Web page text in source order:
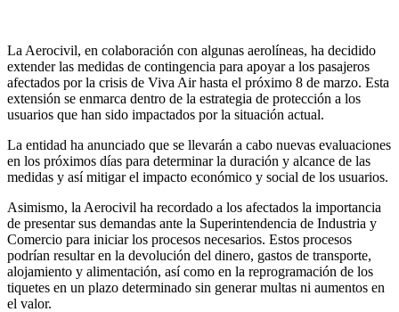
La Aerocivil, en colaboración con algunas aerolíneas, ha decidido
extender las medidas de contingencia para apoyar a los pasajeros
afectados por la crisis de Viva Air hasta el próximo 8 de marzo. Esta
extensión se enmarca dentro de la estrategia de protección a los
usuarios que han sido impactados por la situación actual.
La entidad ha anunciado que se llevarán a cabo nuevas evaluaciones
en los próximos días para determinar la duración y alcance de las
medidas y así mitigar el impacto económico y social de los usuarios.
Asimismo, la Aerocivil ha recordado a los afectados la importancia
de presentar sus demandas ante la Superintendencia de Industria y
Comercio para iniciar los procesos necesarios. Estos procesos
podrían resultar en la devolución del dinero, gastos de transporte,
alojamiento y alimentación, así como en la reprogramación de los
tiquetes en un plazo determinado sin generar multas ni aumentos en
el valor.